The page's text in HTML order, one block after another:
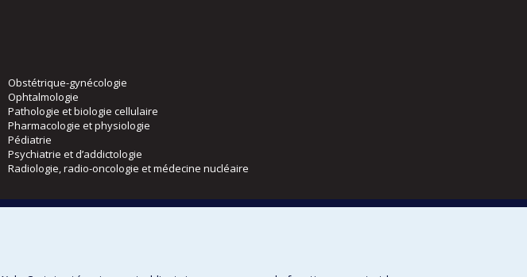
Obstétrique-gynécologie
Ophtalmologie
Pathologie et biologie cellulaire
Pharmacologie et physiologie
Pédiatrie
Psychiatrie et d’addictologie
Radiologie, radio-oncologie et médecine nucléaire